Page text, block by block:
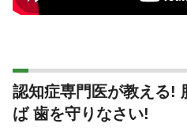
認知症専門医が教える!
ば 歯を守りなさい!